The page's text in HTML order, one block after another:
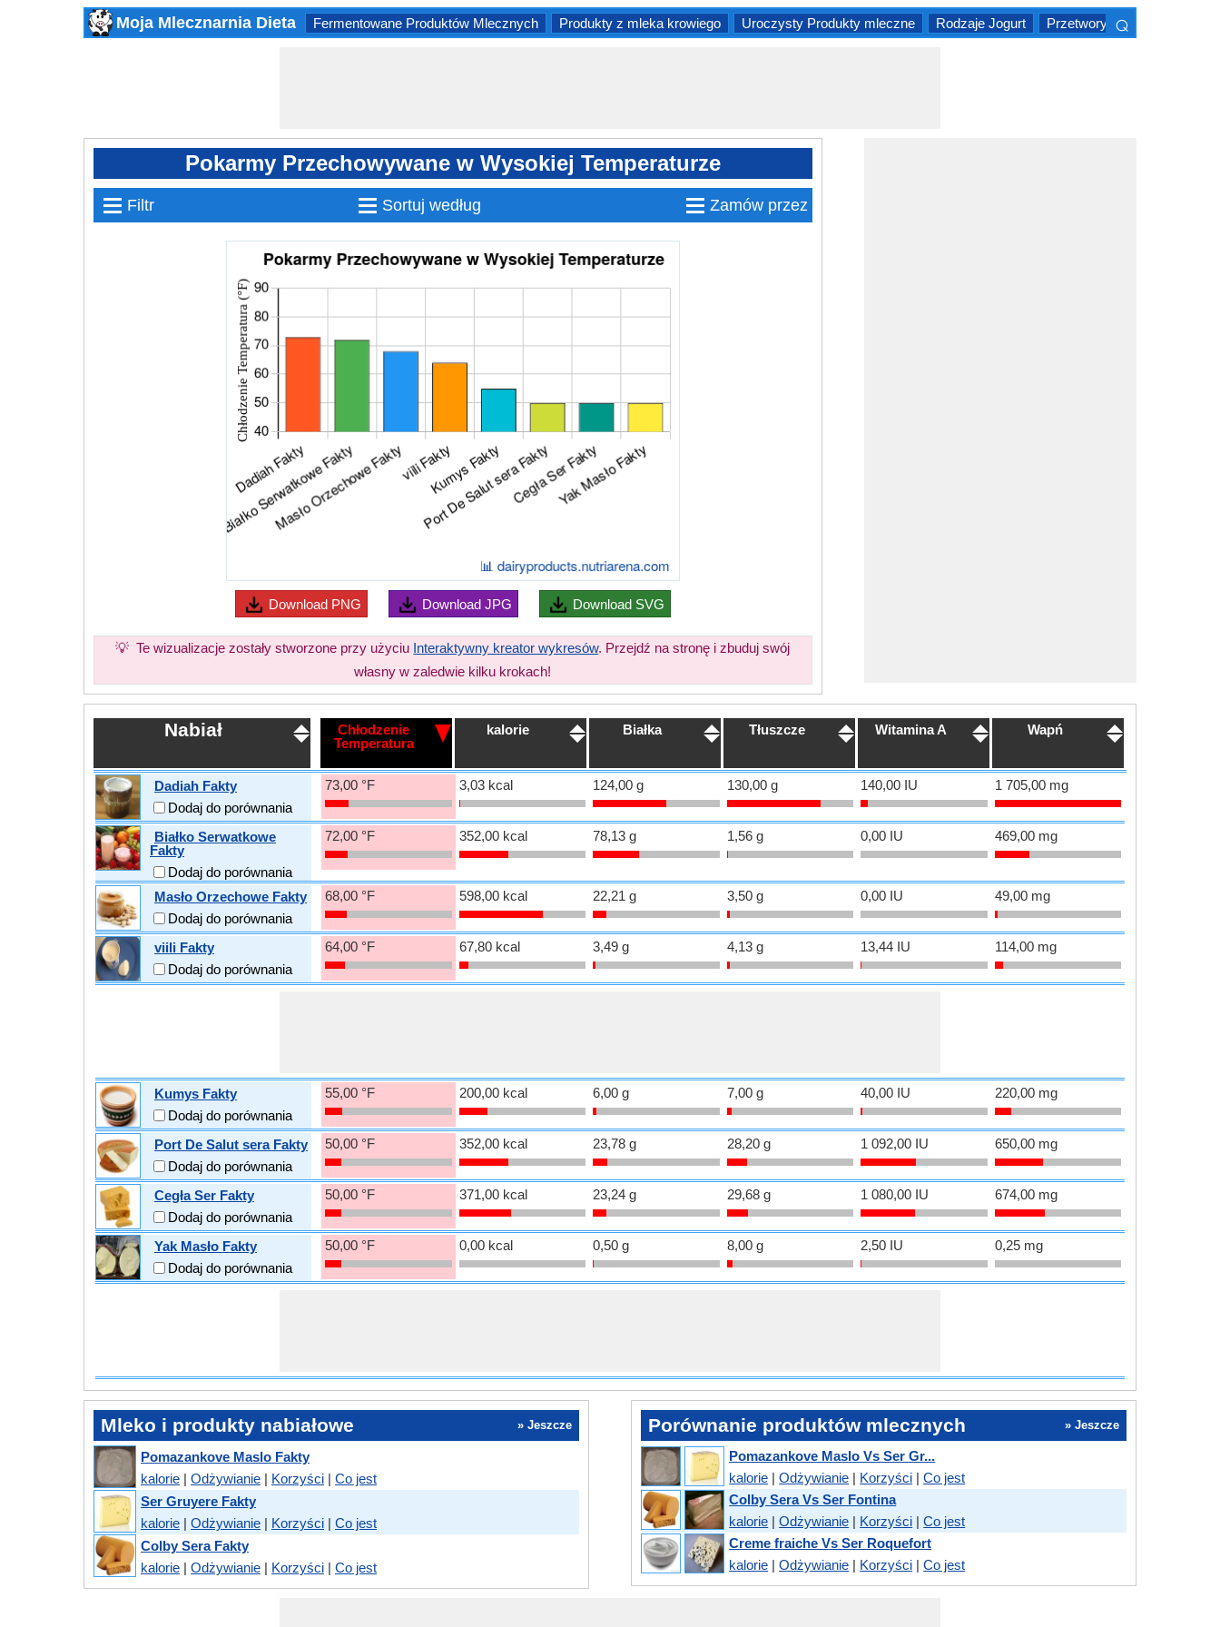
Moja Mlecznarnia Dieta Fermentowane Produktów Mlecznych Produkty z mleka krowiego Uroczysty Produkty mleczne Rodzaje Jogurt Przetwory mleczne w
⌕
Pokarmy Przechowywane w Wysokiej Temperaturze
≡ Filtr ≡ Zamów przez
≡ Sortuj według
Download PNG Download JPG Download SVG
💡 Te wizualizacje zostały stworzone przy użyciu Interaktywny kreator wykresów. Przejdź na stronę i zbuduj swój
własny w zaledwie kilku krokach!
Nabiał
Chłodzenie
Temperatura
kalorie Białka Tłuszcze Witamina A Wapń
Dadiah Fakty
Dodaj do porównania
73,00 °F 3,03 kcal 124,00 g 130,00 g 140,00 IU 1 705,00 mg
Białko Serwatkowe
Fakty
Dodaj do porównania
72,00 °F 352,00 kcal 78,13 g 1,56 g 0,00 IU 469,00 mg
Masło Orzechowe Fakty
Dodaj do porównania
68,00 °F 598,00 kcal 22,21 g 3,50 g 0,00 IU 49,00 mg
viili Fakty
Dodaj do porównania
64,00 °F 67,80 kcal 3,49 g 4,13 g 13,44 IU 114,00 mg
Kumys Fakty
Dodaj do porównania
55,00 °F 200,00 kcal 6,00 g 7,00 g 40,00 IU 220,00 mg
Port De Salut sera Fakty
Dodaj do porównania
50,00 °F 352,00 kcal 23,78 g 28,20 g 1 092,00 IU 650,00 mg
Cegła Ser Fakty
Dodaj do porównania
50,00 °F 371,00 kcal 23,24 g 29,68 g 1 080,00 IU 674,00 mg
Yak Masło Fakty
Dodaj do porównania
50,00 °F 0,00 kcal 0,50 g 8,00 g 2,50 IU 0,25 mg
Mleko i produkty nabiałowe » Jeszcze
Pomazankove Maslo Fakty
kalorie | Odżywianie | Korzyści | Co jest
Ser Gruyere Fakty
kalorie | Odżywianie | Korzyści | Co jest
Colby Sera Fakty
kalorie | Odżywianie | Korzyści | Co jest
Porównanie produktów mlecznych » Jeszcze
Pomazankove Maslo Vs Ser Gr...
kalorie |Odżywianie | Korzyści |Co jest
Colby Sera Vs Ser Fontina
kalorie |Odżywianie | Korzyści |Co jest
Creme fraiche Vs Ser Roquefort
kalorie |Odżywianie | Korzyści |Co jest